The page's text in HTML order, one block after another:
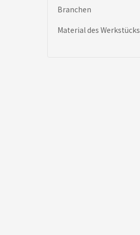
Branchen
Material des Werkstücks